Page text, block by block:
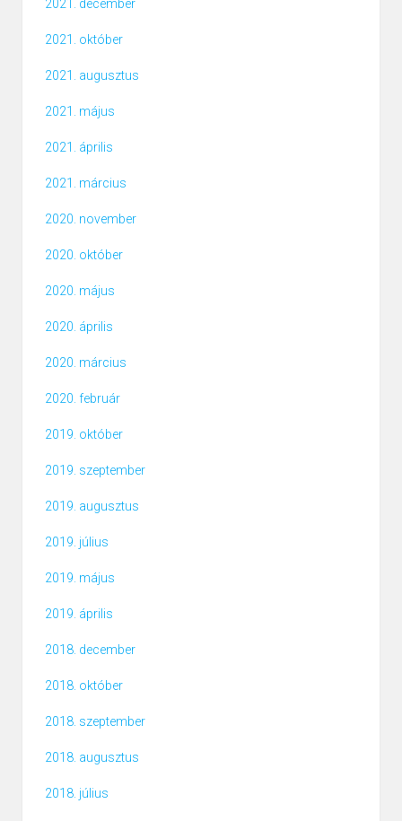
2021. december
2021. október
2021. augusztus
2021. május
2021. április
2021. március
2020. november
2020. október
2020. május
2020. április
2020. március
2020. február
2019. október
2019. szeptember
2019. augusztus
2019. július
2019. május
2019. április
2018. december
2018. október
2018. szeptember
2018. augusztus
2018. július